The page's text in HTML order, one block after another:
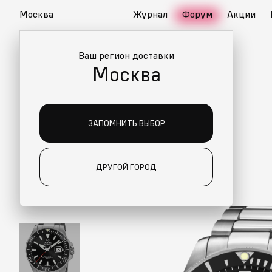
Москва
Ваш регион доставки
Москва
ЗАПОМНИТЬ ВЫБОР
ДРУГОЙ ГОРОД
Журнал Форум Акции
ДЛЯ ВАС